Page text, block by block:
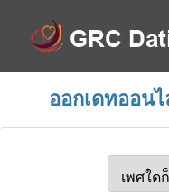
ออกเดทออน